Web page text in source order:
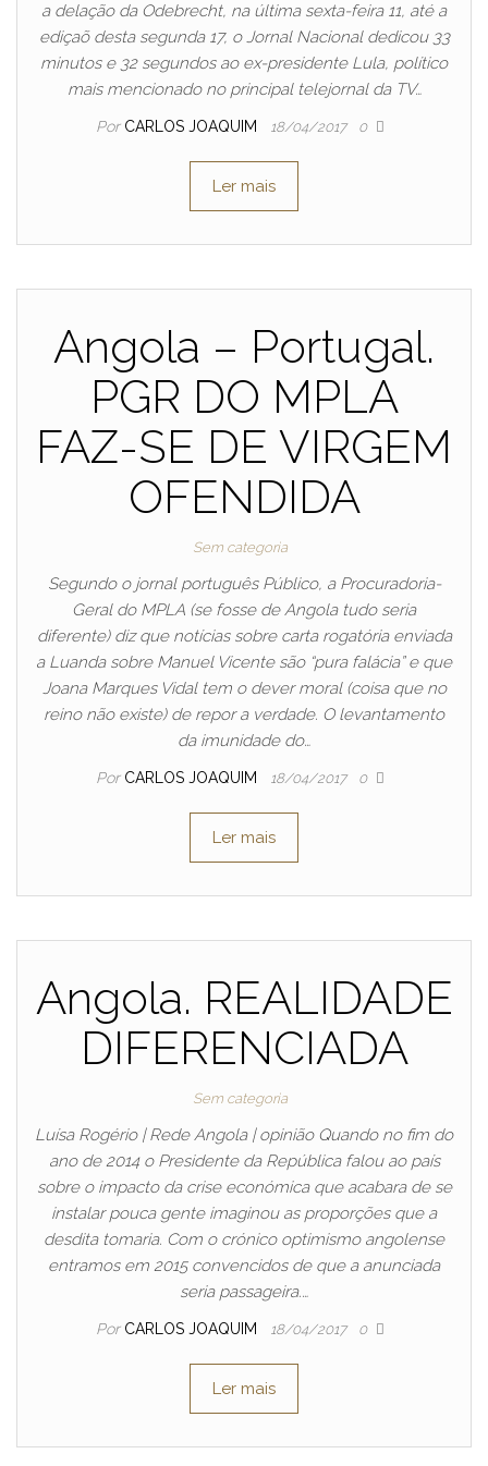
a delação da Odebrecht, na última sexta-feira 11, até a
ediçaõ desta segunda 17, o Jornal Nacional dedicou 33
minutos e 32 segundos ao ex-presidente Lula, político
mais mencionado no principal telejornal da TV…
Por CARLOS JOAQUIM 18/04/2017 0
Ler mais
Angola – Portugal.
PGR DO MPLA
FAZ-SE DE VIRGEM
OFENDIDA
Sem categoria
Segundo o jornal português Público, a Procuradoria-
Geral do MPLA (se fosse de Angola tudo seria
diferente) diz que notícias sobre carta rogatória enviada
a Luanda sobre Manuel Vicente são “pura falácia” e que
Joana Marques Vidal tem o dever moral (coisa que no
reino não existe) de repor a verdade. O levantamento
da imunidade do…
Por CARLOS JOAQUIM 18/04/2017 0
Ler mais
Angola. REALIDADE
DIFERENCIADA
Sem categoria
Luísa Rogério | Rede Angola | opinião Quando no fim do
ano de 2014 o Presidente da República falou ao país
sobre o impacto da crise económica que acabara de se
instalar pouca gente imaginou as proporções que a
desdita tomaria. Com o crónico optimismo angolense
entramos em 2015 convencidos de que a anunciada
seria passageira.…
Por CARLOS JOAQUIM 18/04/2017 0
Ler mais